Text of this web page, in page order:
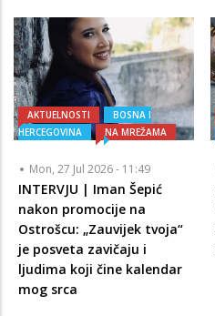
AKTUELNOSTI
BOSNA I
HERCEGOVINA
NA MREŽAMA
Mon, 27 Jul 2026 - 11:49
INTERVJU | Iman Šepić
nakon promocije na
Ostrošcu: „Zauvijek tvoja“
je posveta zavičaju i
ljudima koji čine kalendar
mog srca